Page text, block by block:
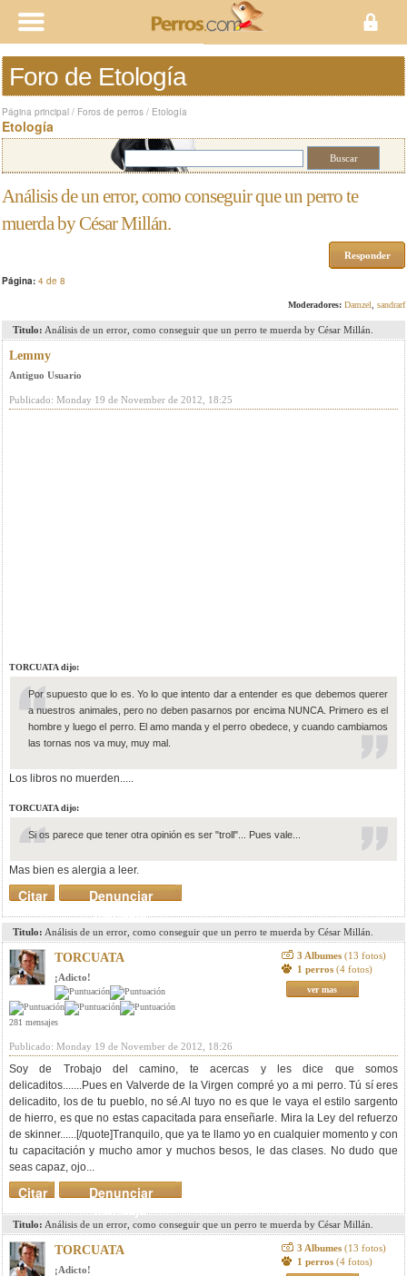
Foro de Etología
Página principal / Foros de perros / Etología
Etología
Análisis de un error, como conseguir que un perro te
muerda by César Millán.
Responder
Página: 4 de 8
Moderadores: Damzel sandrarf
Titulo: Análisis de un error, como conseguir que un perro te muerda by César Millán.
Lemmy
Antiguo Usuario
Publicado: Monday 19 de November de 2012, 18:25
TORCUATA dijo:
Por supuesto que lo es. Yo lo que intento dar a entender es que debemos querer
a nuestros animales, pero no deben pasarnos por encima NUNCA. Primero es el
hombre y luego el perro. El amo manda y el perro obedece, y cuando cambiamos
las tornas nos va muy, muy mal.
Los libros no muerden.....
TORCUATA dijo:
Si os parece que tener otra opinión es ser "troll"... Pues vale...
Mas bien es alergia a leer.
Denunciar
mensaje
Citar
Titulo: Análisis de un error, como conseguir que un perro te muerda by César Millán.
TORCUATA
¡Adicto!
281 mensajes
3 Albumes (13 fotos)
1 perros (4 fotos)
ver mas
Publicado: Monday 19 de November de 2012, 18:26
Soy de Trobajo del camino, te acercas y les dice que somos
delicaditos.......Pues en Valverde de la Virgen compré yo a mi perro. Tú sí eres
delicadito, los de tu pueblo, no sé.Al tuyo no es que le vaya el estilo sargento
de hierro, es que no estas capacitada para enseñarle. Mira la Ley del refuerzo
de skinner......[/quote]Tranquilo, que ya te llamo yo en cualquier momento y con
tu capacitación y mucho amor y muchos besos, le das clases. No dudo que
seas capaz, ojo...
Denunciar
mensaje
Citar
Titulo: Análisis de un error, como conseguir que un perro te muerda by César Millán.
TORCUATA
¡Adicto!
3 Albumes (13 fotos)
1 perros (4 fotos)